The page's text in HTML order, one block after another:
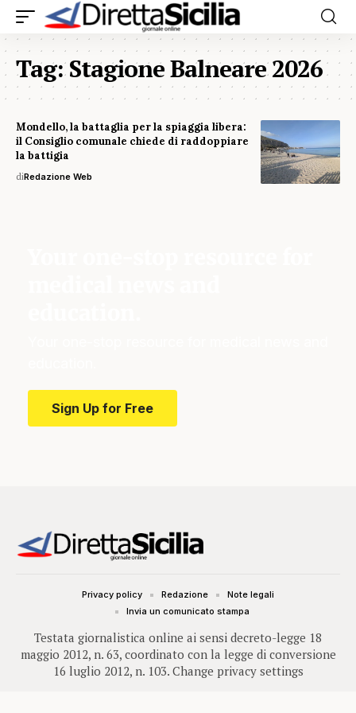
Tag:Stagione Balneare 2026
Mondello, la battaglia per la spiaggia libera:
il Consiglio comunale chiede di raddoppiare
la battigia
diRedazione Web
Sign Up for Free
Testata giornalistica online ai sensi decreto-legge 18
maggio 2012, n. 63, coordinato con la legge di conversione
16 luglio 2012, n. 103. Change privacy settings
Privacy policy Redazione
Note legali
Invia un comunicato stampa